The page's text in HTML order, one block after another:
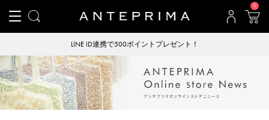
0
LINE ID連携で500ポイントプレゼント！